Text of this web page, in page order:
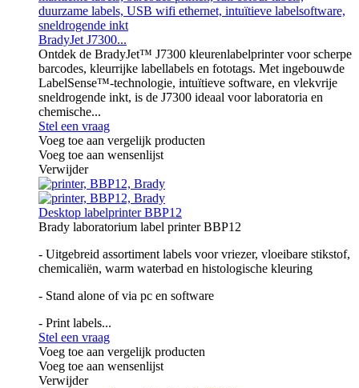
BradyJet J7300...
Ontdek de BradyJet™ J7300 kleurenlabelprinter voor scherpe
barcodes, kleurrijke labellabels en fototags. Met ingebouwde
LabelSense™-technologie, intuïtieve software, en vlekvrije
sneldrogende inkt, is de J7300 ideaal voor laboratoria en
chemische...
Stel een vraag
Voeg toe aan vergelijk producten
Voeg toe aan wensenlijst
Verwijder
Desktop labelprinter BBP12
Brady laboratorium label printer BBP12
- Uitgebreid assortiment labels voor vriezer, vloeibare stikstof,
chemicaliën, warm waterbad en histologische kleuring
- Stand alone of via pc en software
- Print labels...
Stel een vraag
Voeg toe aan vergelijk producten
Voeg toe aan wensenlijst
Verwijder